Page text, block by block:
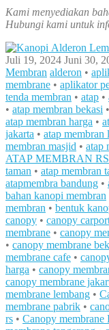
Kami menyediakan
Hubungi kami untuk
Juli 19, 2024 Juni 30,
Membran alderon •
membrane • aplikator
tenda membran • atap •
• atap membran bekasi •
atap membran harga •
jakarta • atap membran
membran masjid • atap
ATAP MEMBRAN RS
taman • atap membran
atapmembra bandung •
bahan kanopi membran
membran • bentuk
canopy • canopy
membrane • canopy
• canopy membrane
membrane cafe •
harga • canopy
canopy membrane
membrane lembang •
membrane pabrik •
rs • Canopy membrane